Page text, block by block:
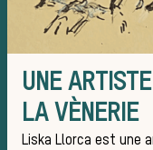
UNE
LA VÈNERIE
Liska Llorca est une